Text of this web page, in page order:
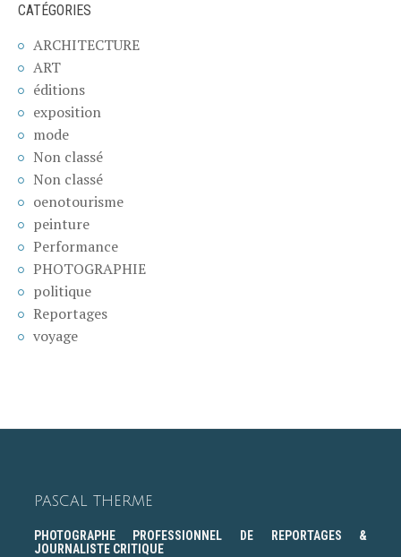
CATÉGORIES
ARCHITECTURE
ART
éditions
exposition
mode
Non classé
Non classé
oenotourisme
peinture
Performance
PHOTOGRAPHIE
politique
Reportages
voyage
PASCAL THERME
PHOTOGRAPHE PROFESSIONNEL DE REPORTAGES &
JOURNALISTE CRITIQUE